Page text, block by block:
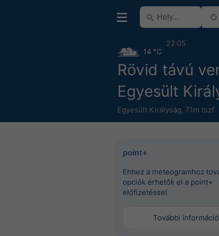
Rövid távú
Egyesült
Egyesült Királyság, 71m tszf.
14 °C
22:05
point+
Ehhez a meteogramhoz
opciók érhetők el a point+
előfizetéssel
További információ